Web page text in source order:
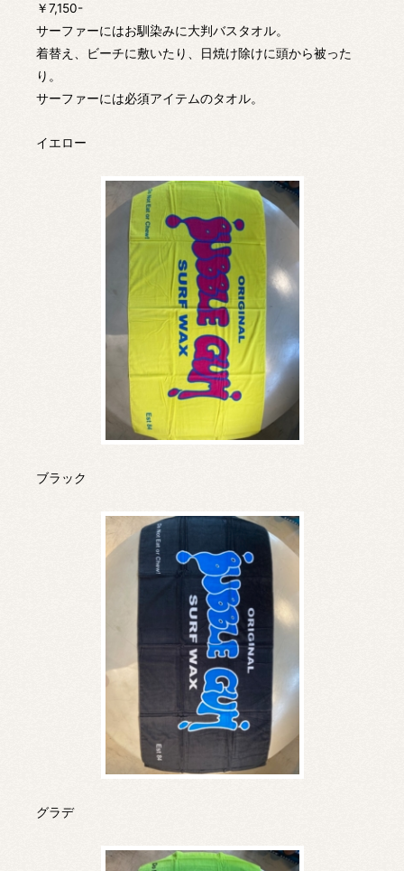
￥7,150-
サーファーにはお馴染みに大判バスタオル。
着替え、ビーチに敷いたり、日焼け除けに頭から被った
り。
サーファーには必須アイテムのタオル。
イエロー
ブラック
グラデ